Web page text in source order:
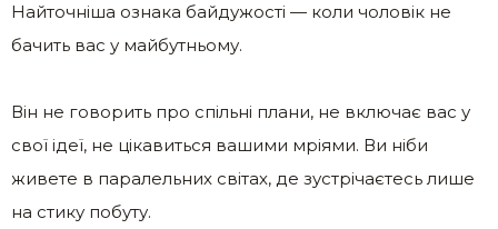
Найточніша ознака байдужості — коли чоловік не
бачить вас у майбутньому.
Він не говорить про спільні плани, не включає вас у
свої ідеї, не цікавиться вашими мріями. Ви ніби
живете в паралельних світах, де зустрічаєтесь лише
на стику побуту.